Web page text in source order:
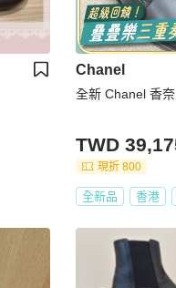
Chanel
全新 Chanel 香
TWD
現折 800
全新品 香港